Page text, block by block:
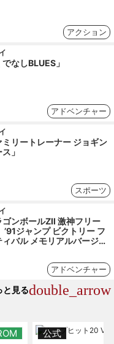
アクション
でなしBLUES」
アドベンチャー
ミリートレーナー ジョギン
」
スポーツ
ゴンボールZⅡ 激神フリー
’91ジャンプ ビクトリー フ
ィバル メモリアルバージョ
アドベンチャー
と見るdouble_arrow
公式